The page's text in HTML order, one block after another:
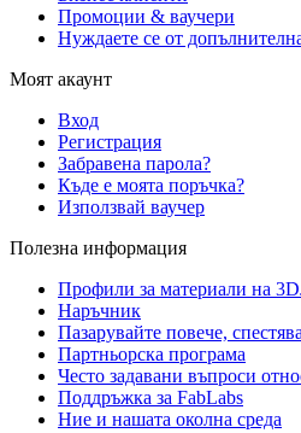
Промоции & ваучери
Нуждаете се от
Моят акаунт
Вход
Регистрация
Забравена парола?
Къде е моята поръчка?
Използвай ваучер
Полезна информация
Профили за материали на
Наръчник
Пазарувайте повече,
Партньорска програма
Често задавани въпроси
Поддръжка за FabLabs
Ние и нашата околна среда